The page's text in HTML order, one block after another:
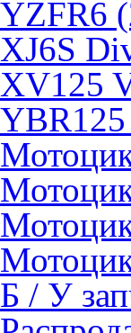
YZFR6
XJ6S
XV125
Б / У